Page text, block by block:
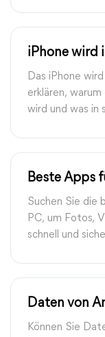
iPhone wird
unter
Das iPhone
erklären,
wird und was in
Beste Apps
auf PC |
Suchen Sie die
PC, um Fotos,
schnell und
Vergleichen
Daten von
Können Sie